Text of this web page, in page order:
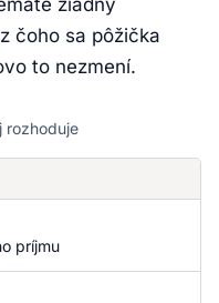
žiadny
čoho sa pôžička
to nezmení.
rozhoduje
príjmu